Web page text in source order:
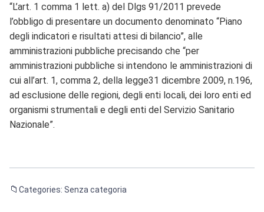
“L’art. 1 comma 1 lett. a) del Dlgs 91/2011 prevede
l’obbligo di presentare un documento denominato “Piano
degli indicatori e risultati attesi di bilancio”, alle
amministrazioni pubbliche precisando che “per
amministrazioni pubbliche si intendono le amministrazioni di
cui all’art. 1, comma 2, della legge31 dicembre 2009, n.196,
ad esclusione delle regioni, degli enti locali, dei loro enti ed
organismi strumentali e degli enti del Servizio Sanitario
Nazionale”.
Categories: Senza categoria